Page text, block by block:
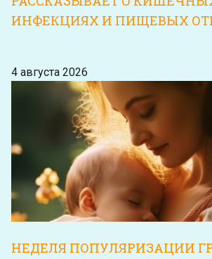
ИНФЕКЦИЯХ И ПИЩЕВЫХ
4 августа 2026
НЕДЕЛЯ ПОПУЛЯРИЗАЦИИ